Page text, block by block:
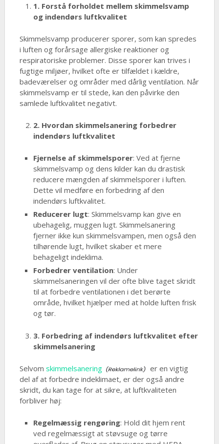
1. Forstå forholdet mellem skimmelsvamp
og indendørs luftkvalitet
Skimmelsvamp producerer sporer, som kan spredes
i luften og forårsage allergiske reaktioner og
respiratoriske problemer. Disse sporer kan trives i
fugtige miljøer, hvilket ofte er tilfældet i kældre,
badeværelser og områder med dårlig ventilation. Når
skimmelsvamp er til stede, kan den påvirke den
samlede luftkvalitet negativt.
2. Hvordan skimmelsanering forbedrer
indendørs luftkvalitet
Fjernelse af skimmelsporer: Ved at fjerne
skimmelsvamp og dens kilder kan du drastisk
reducere mængden af skimmelsporer i luften.
Dette vil medføre en forbedring af den
indendørs luftkvalitet.
Reducerer lugt: Skimmelsvamp kan give en
ubehagelig, muggen lugt. Skimmelsanering
fjerner ikke kun skimmelsvampen, men også den
tilhørende lugt, hvilket skaber et mere
behageligt indeklima.
Forbedrer ventilation: Under
skimmelsaneringen vil der ofte blive taget skridt
til at forbedre ventilationen i det berørte
område, hvilket hjælper med at holde luften frisk
og tør.
3. Forbedring af indendørs luftkvalitet efter
skimmelsanering
Selvom skimmelsanering
er en vigtig
del af at forbedre indeklimaet, er der også andre
skridt, du kan tage for at sikre, at luftkvaliteten
forbliver høj:
Regelmæssig rengøring: Hold dit hjem rent
ved regelmæssigt at støvsuge og tørre